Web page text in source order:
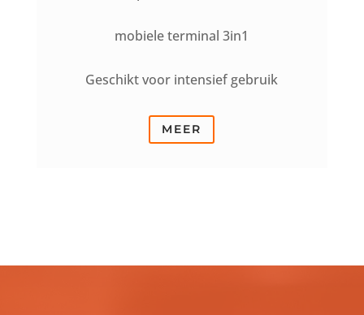
mobiele terminal 3in1
Geschikt voor intensief gebruik
MEER